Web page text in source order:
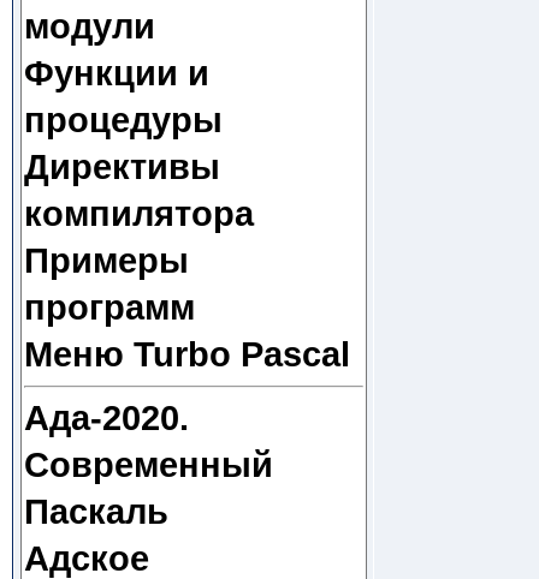
модули
Функции и
процедуры
Директивы
компилятора
Примеры
программ
Меню Turbo Pascal
Ада-2020.
Современный
Паскаль
Адское